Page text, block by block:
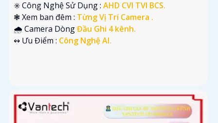
✳️ Công Nghệ Sử Dụng : AHD CVI TVI BCS.
❃ Xem ban đêm : Từng Vị Trí Camera .
🌧️ Camera DòngĐầu Ghi 4 kênh.
️↭ Ưu Điểm : Công Nghệ AI.